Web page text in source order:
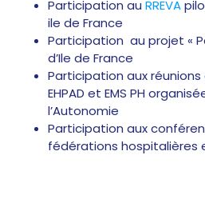
Participation au RREVA
ile de France
Participation au projet «
d’Ile de France
Participation aux
EHPAD et EMS PH
l’Autonomie
Participation aux
fédérations hospitalières